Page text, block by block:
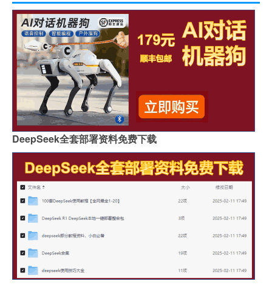
DeepSeek全套部署资料免费下载